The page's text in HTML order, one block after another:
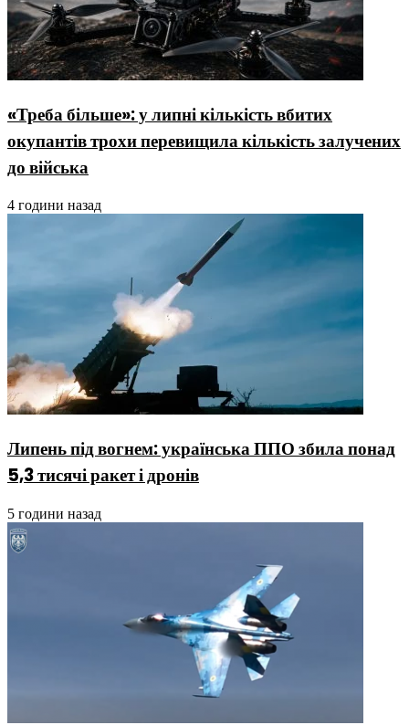
«Треба більше»: у липні кількість вбитих
окупантів трохи перевищила кількість залучених
до війська
4 години назад
Липень під вогнем: українська ППО збила понад
5,3 тисячі ракет і дронів
5 години назад